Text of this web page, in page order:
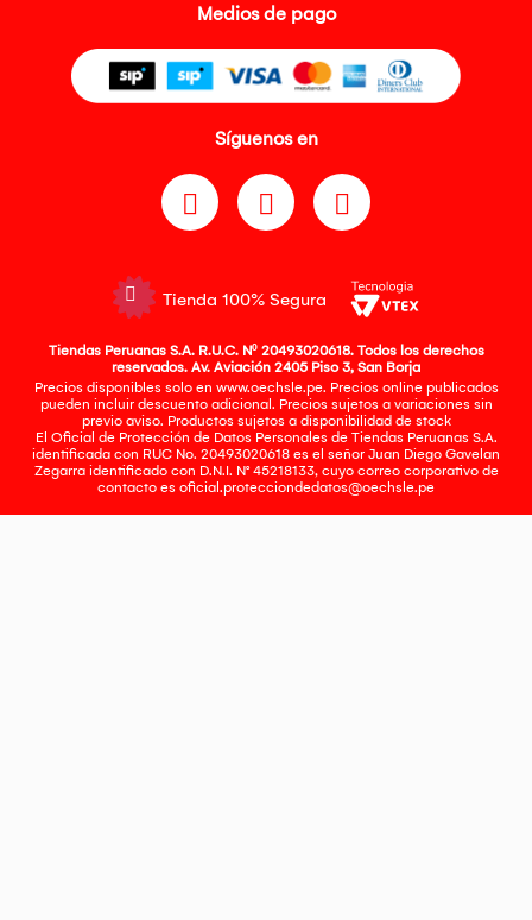
Medios de pago
Síguenos en
Tienda 100% Segura
Tiendas Peruanas S.A. R.U.C. Nº 20493020618. Todos los derechos
reservados. Av. Aviación 2405 Piso 3, San Borja
Precios disponibles solo en www.oechsle.pe. Precios online publicados
pueden incluir descuento adicional. Precios sujetos a variaciones sin
previo aviso. Productos sujetos a disponibilidad de stock
El Oficial de Protección de Datos Personales de Tiendas Peruanas S.A.
identificada con RUC No. 20493020618 es el señor Juan Diego Gavelan
Zegarra identificado con D.N.I. N° 45218133, cuyo correo corporativo de
contacto es oficial.protecciondedatos@oechsle.pe